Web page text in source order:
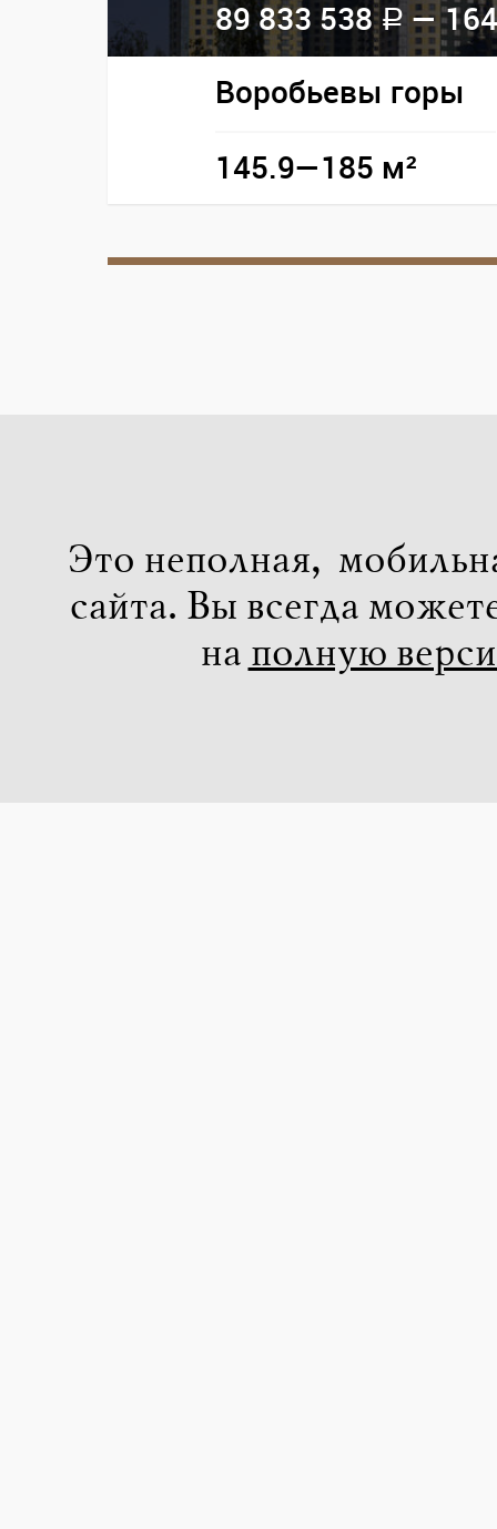
89 833 538a —
Воробьевы горы
145.9—185 м²
Это неполная,
сайта. Вы всегда
на полную